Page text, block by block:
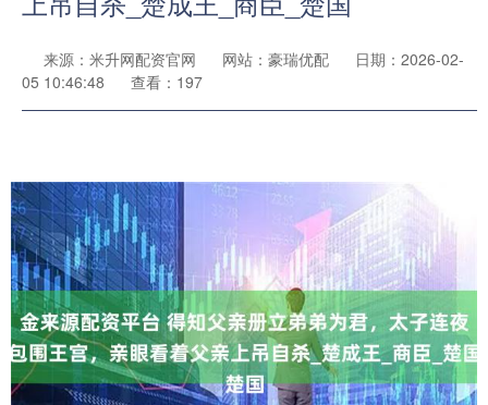
来源：米升网配资官网 网站：豪瑞优配
日期：2026-02-
05 10:46:48
查看：197